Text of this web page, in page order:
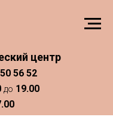
центр
56 52
до 19.00